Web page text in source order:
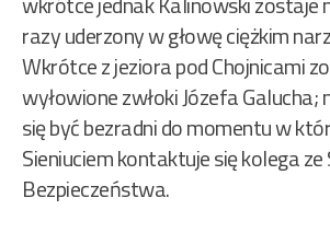
razy uderzony w głowę ciężkim
Wkrótce z jeziora pod Chojnicami
wyłowione zwłoki Józefa Galucha;
się być bezradni do momentu w
Sieniuciem kontaktuje się kolega ze
Bezpieczeństwa.